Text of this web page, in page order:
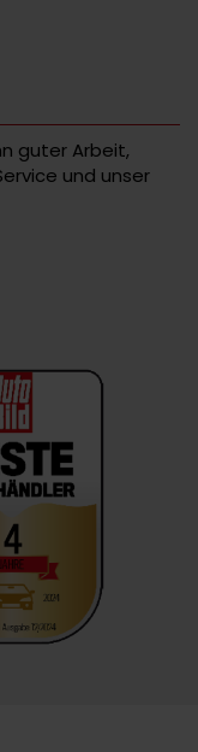
guter Arbeit,
und unser